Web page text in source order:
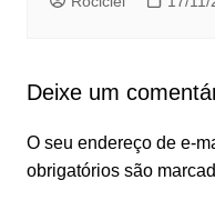
Deixe um
O seu endereço de e-
obrigatórios são